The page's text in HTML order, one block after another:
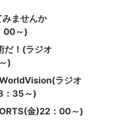
ませんか
00～)
だ！(ラジオ
)
ラジオ
：35～)
金)22：00～)